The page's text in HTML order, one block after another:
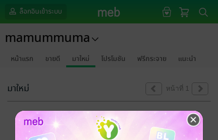
ล็อกอินเข้าระบบ
mamummuma
หน้าแรก ขายดี มาใหม่ โปรโมชัน ฟรีกระจาย แนะนำ
มาใหม่ หน้าที่ 1